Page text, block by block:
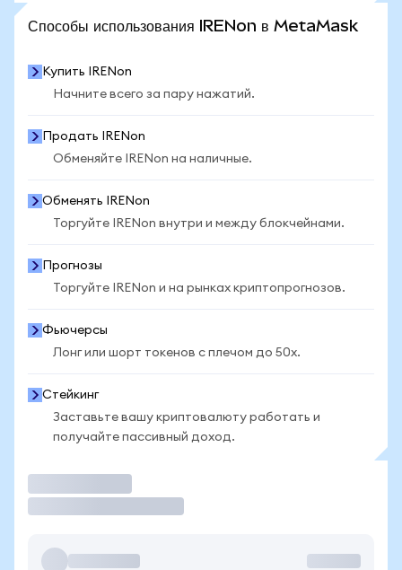
Способы использования IRENon в MetaMask
Купить IRENon
Начните всего за пару нажатий.
Продать IRENon
Обменяйте IRENon на наличные.
Обменять IRENon
Торгуйте IRENon внутри и между блокчейнами.
Прогнозы
Торгуйте IRENon и на рынках криптопрогнозов.
Фьючерсы
Лонг или шорт токенов с плечом до 50x.
Стейкинг
Заставьте вашу криптовалюту работать и
получайте пассивный доход.